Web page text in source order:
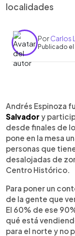
localidades
PorCarlos
Publicado
►
Andrés Espinoza
Salvador y
desde finales de
pone en la mesa
personas que
desalojadas de
Centro Histórico.
Para poner un
de la gente que
El 60% de ese
qué está
para el norte y no